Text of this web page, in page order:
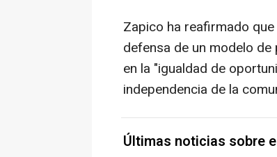
Zapico ha reafirmado
defensa de un modelo
en la "igualdad de
independencia de la
Últimas noticias sobre